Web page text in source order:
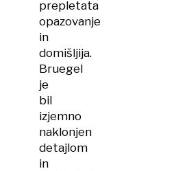
prepletata
opazovanje
in
domišljija.
Bruegel
je
bil
izjemno
naklonjen
detajlom
in